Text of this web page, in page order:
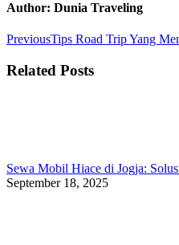
FacebookTwitter
Author: Dunia Traveling
Post
navigation
PreviousPrevious
Tips Road Trip Yang
Related Posts
Sewa Mobil Hiace di Jogja:
September 18, 2025